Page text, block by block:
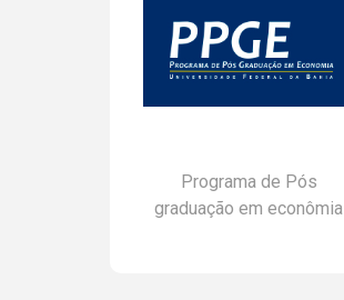
Programa de Pós
graduação em econômia